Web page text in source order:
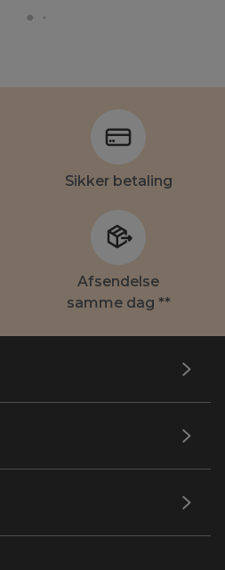
Sikker betaling
Afsendelse
samme dag **